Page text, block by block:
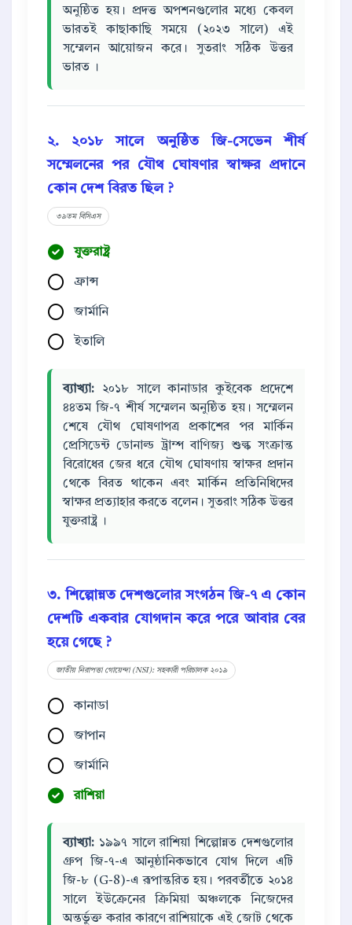
অনুষ্ঠিত হয়। প্রদত্ত অপশনগুলোর মধ্যে কেবল
ভারতই কাছাকাছি সময়ে (২০২৩ সালে) এই
সম্মেলন আয়োজন করে। সুতরাং সঠিক উত্তর
ভারত ।
২. ২০১৮ সালে অনুষ্ঠিত জি-সেভেন শীর্ষ
সম্মেলনের পর যৌথ ঘোষণার স্বাক্ষর প্রদানে
কোন দেশ বিরত ছিল ?
৩৯তম বিসিএস
যুক্তরাষ্ট্র
ফ্রান্স
জার্মানি
ইতালি
ব্যাখ্যা: ২০১৮ সালে কানাডার কুইবেক প্রদেশে
৪৪তম জি-৭ শীর্ষ সম্মেলন অনুষ্ঠিত হয়। সম্মেলন
শেষে যৌথ ঘোষণাপত্র প্রকাশের পর মার্কিন
প্রেসিডেন্ট ডোনাল্ড ট্রাম্প বাণিজ্য শুল্ক সংক্রান্ত
বিরোধের জের ধরে যৌথ ঘোষণায় স্বাক্ষর প্রদান
থেকে বিরত থাকেন এবং মার্কিন প্রতিনিধিদের
স্বাক্ষর প্রত্যাহার করতে বলেন। সুতরাং সঠিক উত্তর
যুক্তরাষ্ট্র ।
৩. শিল্পোন্নত দেশগুলোর সংগঠন জি-৭ এ কোন
দেশটি একবার যোগদান করে পরে আবার বের
হয়ে গেছে ?
জাতীয় নিরাপত্তা গোয়েন্দা (NSI): সহকারী পরিচালক ২০১৯
কানাডা
জাপান
জার্মানি
রাশিয়া
ব্যাখ্যা: ১৯৯৭ সালে রাশিয়া শিল্পোন্নত দেশগুলোর
গ্রুপ জি-৭-এ আনুষ্ঠানিকভাবে যোগ দিলে এটি
জি-৮ (G-8)-এ রূপান্তরিত হয়। পরবর্তীতে ২০১৪
সালে ইউক্রেনের ক্রিমিয়া অঞ্চলকে নিজেদের
অন্তর্ভুক্ত করার কারণে রাশিয়াকে এই জোট থেকে